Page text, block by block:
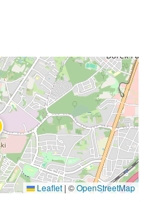
Leaflet | ©OpenStreetMap